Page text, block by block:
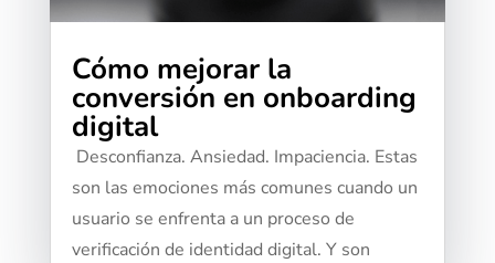
Cómo mejorar la
conversión en onboarding
digital
​​ Desconfianza. Ansiedad. Impaciencia. Estas
son las emociones más comunes cuando un
usuario se enfrenta a un proceso de
verificación de identidad digital. Y son